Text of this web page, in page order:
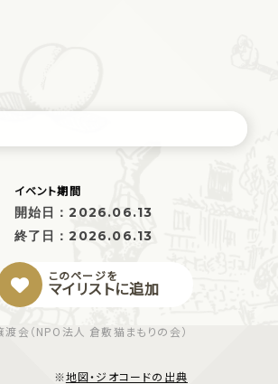
イベント期間
開始日：2026.06.13
終了日：2026.06.13
このページを
マイリストに追加
会（NPO法人 倉敷猫まもりの会）
※地図・ジオコードの出典